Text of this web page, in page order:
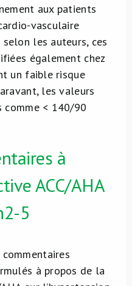
aux patients
vasculaire
les auteurs, ces
également chez
un faible risque
les valeurs
< 140/90
à
ACC/AHA
2-5
à propos de la